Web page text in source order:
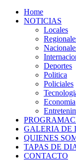
Home
NOTICIAS
Locales
Deportes
Politica
Policiales
Economia
GALERIA DE
QUIENES
TAPAS DE
CONTACTO